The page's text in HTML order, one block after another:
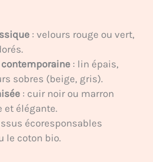
: velours rouge ou vert,
: lin épais,
sobres (beige, gris).
: cuir noir ou marron
et élégante.
écoresponsables
le coton bio.